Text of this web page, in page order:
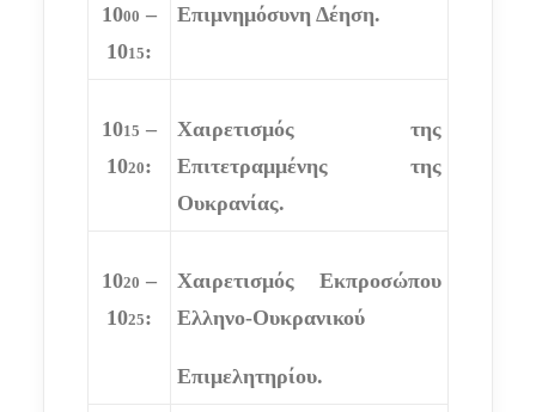
1000 –
1015:
Επιμνημόσυνη Δέηση.
1015 –
1020:
Χαιρετισμός της
Επιτετραμμένης της
Ουκρανίας.
1020 –
1025:
Χαιρετισμός Εκπροσώπου
Ελληνο-Ουκρανικού
Επιμελητηρίου.